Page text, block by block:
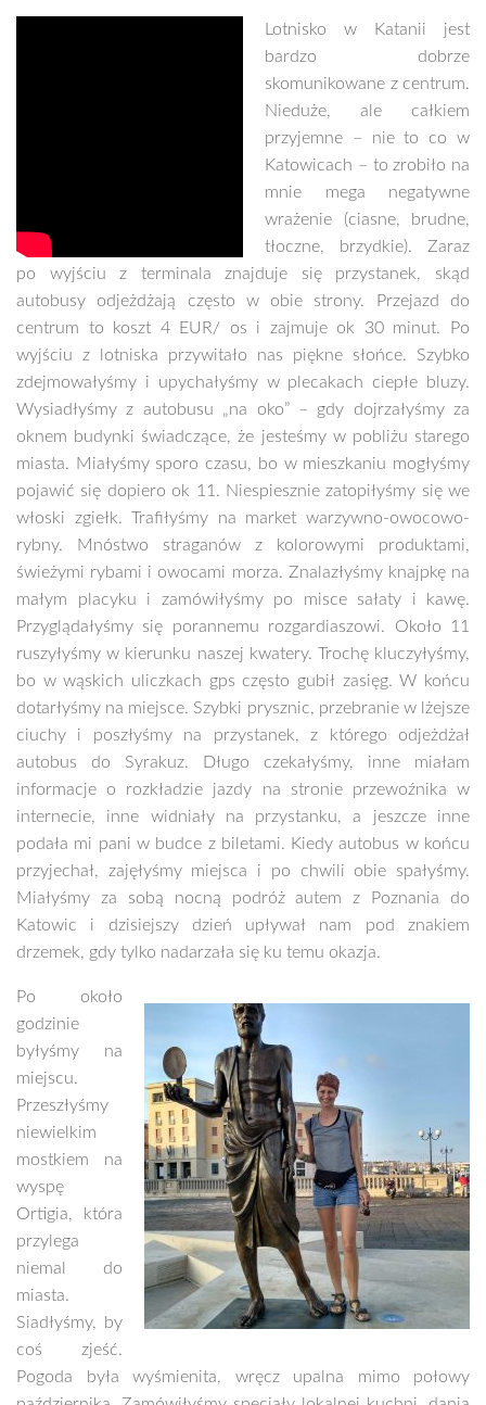
Lotnisko w Katanii jest
bardzo dobrze
skomunikowane z centrum.
Nieduże, ale całkiem
przyjemne – nie to co w
Katowicach – to zrobiło na
mnie mega negatywne
wrażenie (ciasne, brudne,
tłoczne, brzydkie). Zaraz
po wyjściu z terminala znajduje się przystanek, skąd
autobusy odjeżdżają często w obie strony. Przejazd do
centrum to koszt 4 EUR/ os i zajmuje ok 30 minut. Po
wyjściu z lotniska przywitało nas piękne słońce. Szybko
zdejmowałyśmy i upychałyśmy w plecakach ciepłe bluzy.
Wysiadłyśmy z autobusu „na oko” – gdy dojrzałyśmy za
oknem budynki świadczące, że jesteśmy w pobliżu starego
miasta. Miałyśmy sporo czasu, bo w mieszkaniu mogłyśmy
pojawić się dopiero ok 11. Niespiesznie zatopiłyśmy się we
włoski zgiełk. Trafiłyśmy na market warzywno-owocowo-
rybny. Mnóstwo straganów z kolorowymi produktami,
świeżymi rybami i owocami morza. Znalazłyśmy knajpkę na
małym placyku i zamówiłyśmy po misce sałaty i kawę.
Przyglądałyśmy się porannemu rozgardiaszowi. Około 11
ruszyłyśmy w kierunku naszej kwatery. Trochę kluczyłyśmy,
bo w wąskich uliczkach gps często gubił zasięg. W końcu
dotarłyśmy na miejsce. Szybki prysznic, przebranie w lżejsze
ciuchy i poszłyśmy na przystanek, z którego odjeżdżał
autobus do Syrakuz. Długo czekałyśmy, inne miałam
informacje o rozkładzie jazdy na stronie przewoźnika w
internecie, inne widniały na przystanku, a jeszcze inne
podała mi pani w budce z biletami. Kiedy autobus w końcu
przyjechał, zajęłyśmy miejsca i po chwili obie spałyśmy.
Miałyśmy za sobą nocną podróż autem z Poznania do
Katowic i dzisiejszy dzień upływał nam pod znakiem
drzemek, gdy tylko nadarzała się ku temu okazja.
Po około
godzinie
byłyśmy na
miejscu.
Przeszłyśmy
niewielkim
mostkiem na
wyspę
Ortigia, która
przylega
niemal do
miasta.
Siadłyśmy, by
coś zjeść.
Pogoda była wyśmienita, wręcz upalna mimo połowy